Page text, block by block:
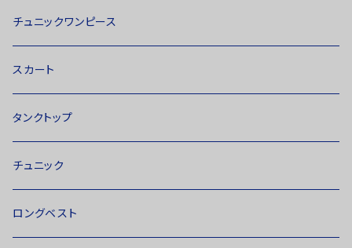
チュニックワンピース
スカート
タンクトップ
チュニック
ロングベスト